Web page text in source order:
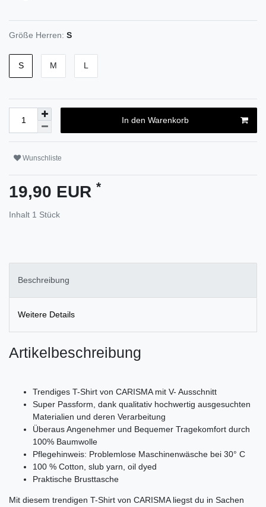
Größe Herren: S
S M L
In den Warenkorb
Wunschliste
19,90 EUR *
Inhalt 1 Stück
Beschreibung
Weitere Details
Artikelbeschreibung
Trendiges T-Shirt von CARISMA mit V- Ausschnitt
Super Passform, dank qualitativ hochwertig ausgesuchten
Materialien und deren Verarbeitung
Überaus Angenehmer und Bequemer Tragekomfort durch
100% Baumwolle
Pflegehinweis: Problemlose Maschinenwäsche bei 30° C
100 % Cotton, slub yarn, oil dyed
Praktische Brusttasche
Mit diesem trendigen T-Shirt von CARISMA liegst du in Sachen